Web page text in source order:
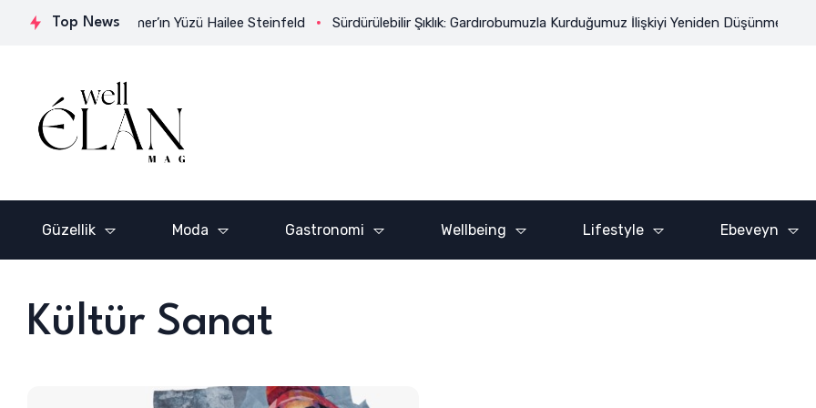
Top News
Parfümü Glimmer’ın Yüzü Hailee Steinfeld Sürdürülebilir Şıklık: Gardırobumuzla Kurduğumuz İlişkiyi Yeniden Düşünmek
Güzellik Moda Gastronomi Wellbeing Lifestyle Ebeveyn
Kültür Sanat